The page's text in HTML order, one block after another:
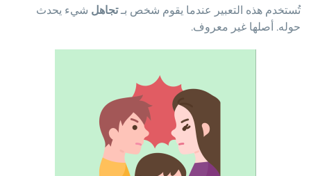
تُستخدم هذه التعبير عندما يقوم شخص بـتجاهلشيء يحدث
حوله. أصلها غير معروف.